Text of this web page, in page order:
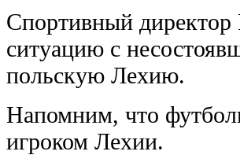
Спортивный
ситуацию с
польскую Лехию.
Напомним, что
игроком Лехии.